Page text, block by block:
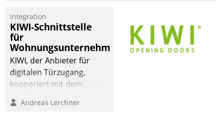
Integration
KIWI-Schnittstelle
für
Wohnungsunternehmen
KIWI, der Anbieter für
digitalen Türzugang,
kooperiert mit dem
Softwareentwicklungshaus
Andreas Lerchner